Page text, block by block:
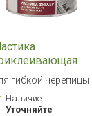
№23 (Фиксер)
кг
гибкой черепицы
Наличие:
Уточняйте